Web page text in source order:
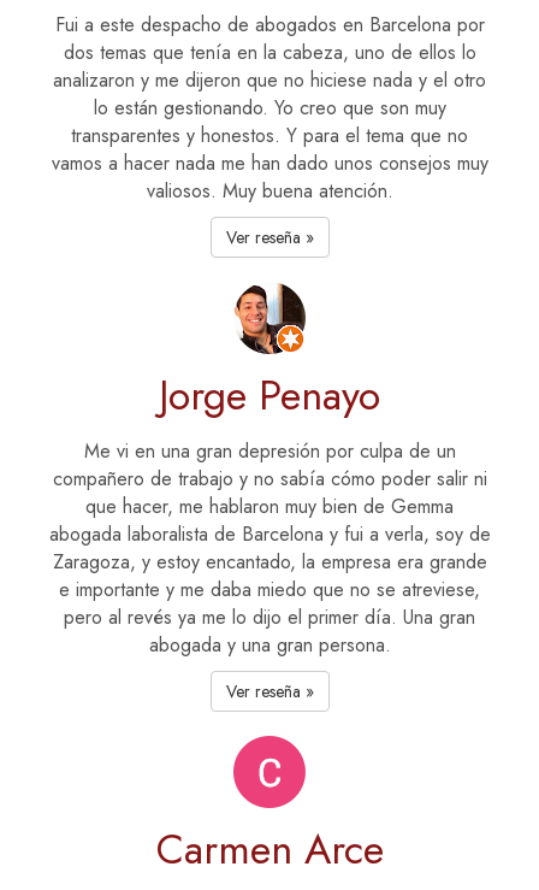
Fui a este despacho de abogados en Barcelona por
dos temas que tenía en la cabeza, uno de ellos lo
analizaron y me dijeron que no hiciese nada y el otro
lo están gestionando. Yo creo que son muy
transparentes y honestos. Y para el tema que no
vamos a hacer nada me han dado unos consejos muy
valiosos. Muy buena atención.
Ver reseña »
Jorge Penayo
Me vi en una gran depresión por culpa de un
compañero de trabajo y no sabía cómo poder salir ni
que hacer, me hablaron muy bien de Gemma
abogada laboralista de Barcelona y fui a verla, soy de
Zaragoza, y estoy encantado, la empresa era grande
e importante y me daba miedo que no se atreviese,
pero al revés ya me lo dijo el primer día. Una gran
abogada y una gran persona.
Ver reseña »
Carmen Arce